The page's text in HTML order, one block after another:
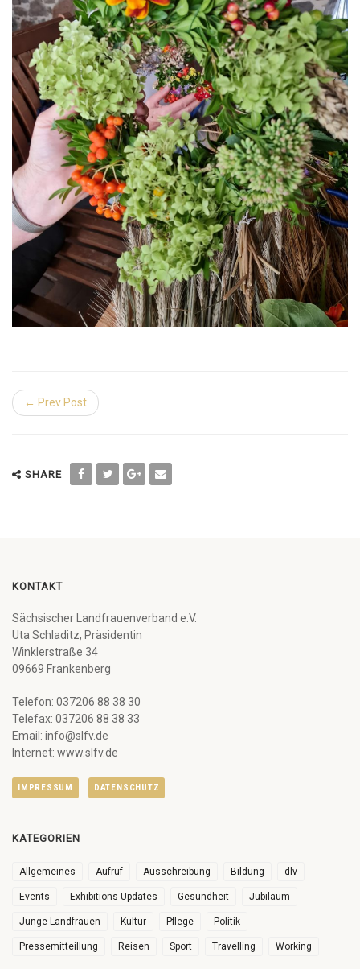
← Prev Post
SHARE
KONTAKT
Sächsischer Landfrauenverband e.V.
Uta Schladitz, Präsidentin
Winklerstraße 34
09669 Frankenberg
Telefon: 037206 88 38 30
Telefax: 037206 88 38 33
Email: info@slfv.de
Internet: www.slfv.de
IMPRESSUM DATENSCHUTZ
KATEGORIEN
Allgemeines Aufruf Ausschreibung Bildung dlv
Events Exhibitions Updates Gesundheit Jubiläum
Junge Landfrauen Kultur Pflege Politik
Pressemitteillung Reisen Sport Travelling Working